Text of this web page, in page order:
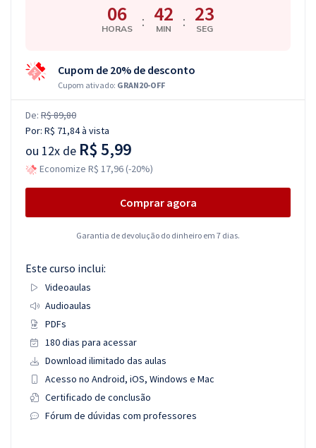
06
HORAS : 42
MIN : 22
SEG
Cupom de 20% de desconto
Cupom ativado: GRAN20-OFF
De: R$ 89,80
Por: R$ 71,84à vista
ou 12x de R$ 5,99
Economize R$ 17,96 (-20%)
Comprar agora
Garantia de devolução do dinheiro em 7 dias.
Este curso inclui:
Videoaulas
Audioaulas
PDFs
180 dias para acessar
Download ilimitado das aulas
Acesso no Android, iOS, Windows e Mac
Certificado de conclusão
Fórum de dúvidas com professores